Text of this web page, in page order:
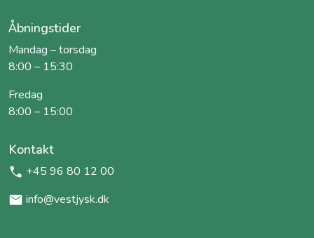
Åbningstider
Mandag – torsdag
8:00 – 15:30
Fredag
8:00 – 15:00
Kontakt
+45 96 80 12 00
info@vestjysk.dk